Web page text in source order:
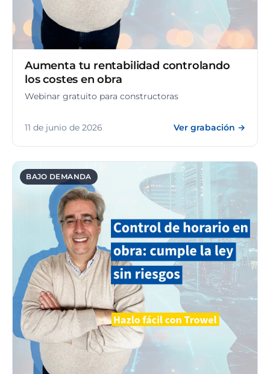
Aumenta tu rentabilidad controlando
los costes en obra
Webinar gratuito para constructoras
11 de junio de 2026 Ver grabación →
BAJO DEMANDA